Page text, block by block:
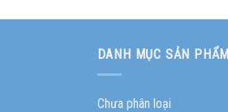
DANH MỤC SẢN PHẨM
Chưa phân loại